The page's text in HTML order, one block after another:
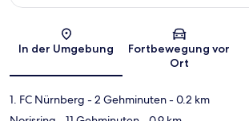
Karte
In der Umgebung
Fortbewegung vor
Ort
1. FC Nürnberg - 2 Gehminuten- 0.2 km